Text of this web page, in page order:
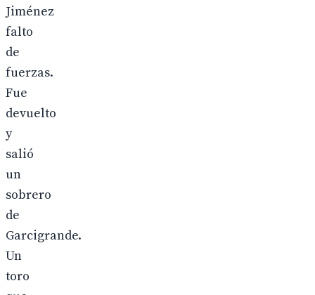
Jiménez
falto
de
fuerzas.
Fue
devuelto
y
salió
un
sobrero
de
Garcigrande.
Un
toro